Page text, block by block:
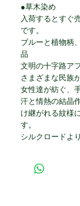
●草木染め
入荷するとすぐ
です。
ブルーと植物柄
品
文明の十字路ア
さまざまな民族
女性達が紡ぐ、
汗と情熱の結晶
け継がれる紋様
す。
シルクロードよ